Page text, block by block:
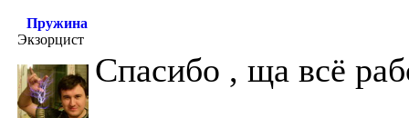
Пружина
Экзорцист
Спасибо , ща всё